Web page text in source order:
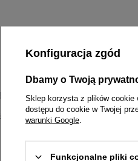
to przełomowa, plenerowa
i sportów ekstremalnych na
Konfiguracja zgód
Dbamy o Twoją
Sklep korzysta z plików cookie
dostępu do cookie w Twojej
warunki Google
Funkcjonalne pliki